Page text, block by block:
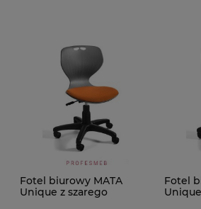
Fotel biurowy MATA
Unique z szarego
Fotel